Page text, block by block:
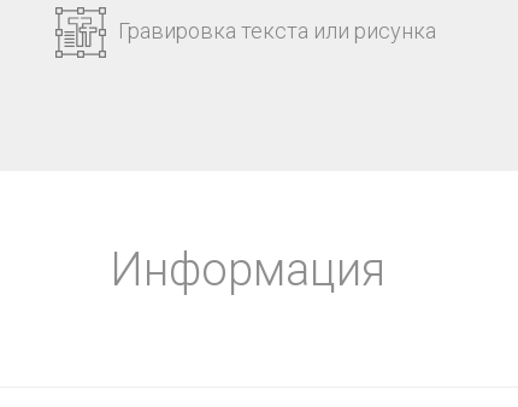
Гравировка текста или рисунка
Информация